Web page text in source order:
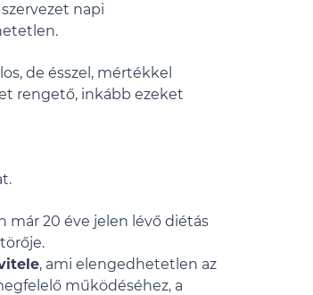
napi
de ésszel, mértékkel
rengető, inkább ezeket
már 20 éve jelen lévő diétás
, ami elengedhetetlen az
működéséhez, a